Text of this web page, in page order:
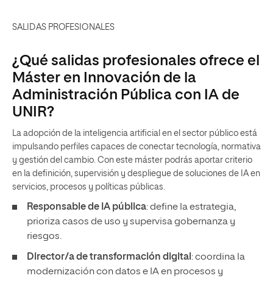
SALIDAS PROFESIONALES
¿Qué salidas profesionales ofrece el
Máster en Innovación de la
Administración Pública con IA de
UNIR?
La adopción de la inteligencia artificial en el sector público está
impulsando perfiles capaces de conectar tecnología, normativa
y gestión del cambio. Con este máster podrás aportar criterio
en la definición, supervisión y despliegue de soluciones de IA en
servicios, procesos y políticas públicas.
Responsable de IA pública: define la estrategia,
prioriza casos de uso y supervisa gobernanza y
riesgos.
Director/a de transformación digital : coordina la
modernización con datos e IA en procesos y